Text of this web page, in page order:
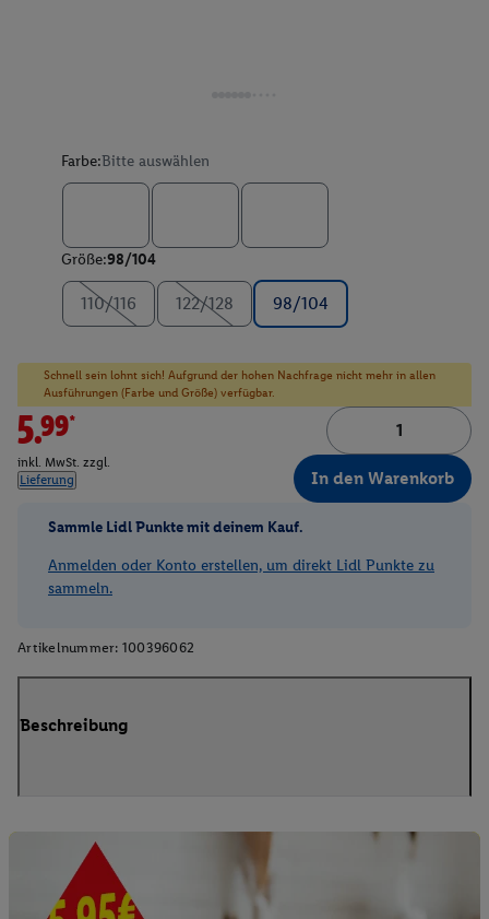
Farbe:Bitte auswählen
Größe:98/104
110/116 122/128 98/104
Schnell sein lohnt sich! Aufgrund der hohen Nachfrage nicht mehr in allen
Ausführungen (Farbe und Größe) verfügbar.
5.99*
inkl. MwSt. zzgl.
Lieferung
In den Warenkorb
Sammle Lidl Punkte mit deinem Kauf.
Anmelden oder Konto erstellen, um direkt Lidl Punkte zu
sammeln.
Artikelnummer: 100396062
Beschreibung